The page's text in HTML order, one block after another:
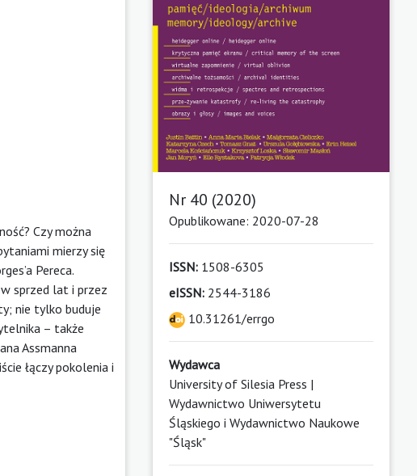
Czy można
mierzy się
Pereca.
sprzed lat i przez
nie tylko buduje
– także
Assmanna
łączy pokolenia i
Nr 40 (2020)
Opublikowane: 2020-07-28
ISSN:1508-6305
eISSN:2544-3186
10.31261/errgo
Wydawca
University of Silesia Press |
Wydawnictwo Uniwersytetu
Śląskiego i Wydawnictwo Naukowe
"Śląsk"